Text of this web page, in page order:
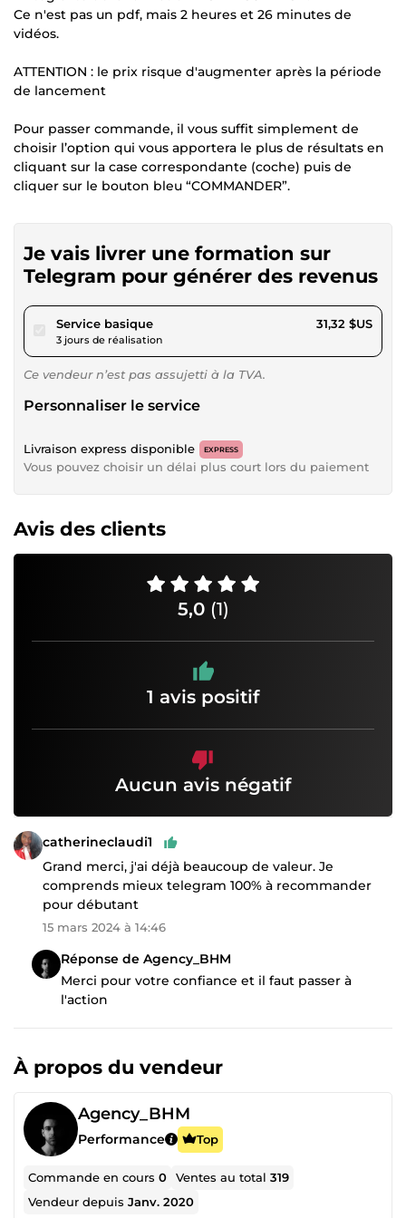
Ce n'est pas un pdf, mais 2 heures et 26 minutes de
vidéos.
ATTENTION : le prix risque d'augmenter après la période
de lancement
Pour passer commande, il vous suffit simplement de
choisir l’option qui vous apportera le plus de résultats en
cliquant sur la case correspondante (coche) puis de
cliquer sur le bouton bleu “COMMANDER”.
Je vais livrer une formation sur
Telegram pour générer des revenus
Service basiquepour 28,86 $US
3 jours de réalisation
31,32 $US
Ce vendeur n’est pas assujetti à la TVA.
Personnaliser le service
Livraison express disponible EXPRESS
Vous pouvez choisir un délai plus court lors du paiement
Avis des clients
5,0 (1)
1 avis positif
Aucun avis négatif
catherineclaudi1
Grand merci, j'ai déjà beaucoup de valeur. Je
comprends mieux telegram 100% à recommander
pour débutant
15 mars 2024 à 14:46
Réponse de Agency_BHM
Merci pour votre confiance et il faut passer à
l'action
À propos du vendeur
Agency_BHM
Performance Top
Commande en cours0 Ventes au total319
Vendeur depuisJanv. 2020